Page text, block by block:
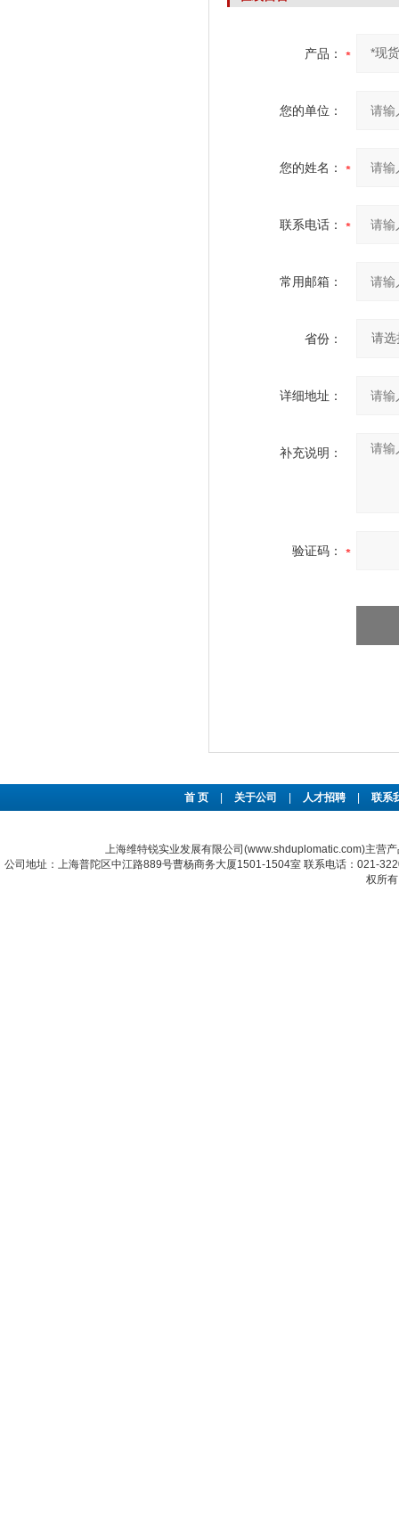
产品：
您的单位：
您的姓名：
联系电话：
常用邮箱：
省份：
详细地址：
补充说明：
验证码：
首 页 关于公司 人才招聘 联系
上海维特锐实业发展有限公司(www.shduplomatic.com)主营
公司地址：上海普陀区中江路889号曹杨商务大厦1501-1504室 联系电话：021-
权所